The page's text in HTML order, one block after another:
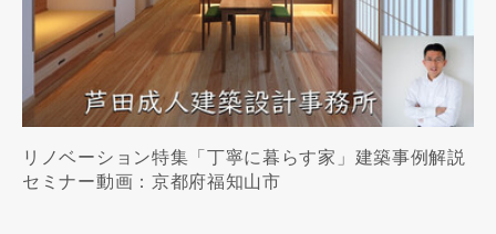
リノベーション特集「丁寧に暮らす家」建築事例解説
セミナー動画：京都府福知山市